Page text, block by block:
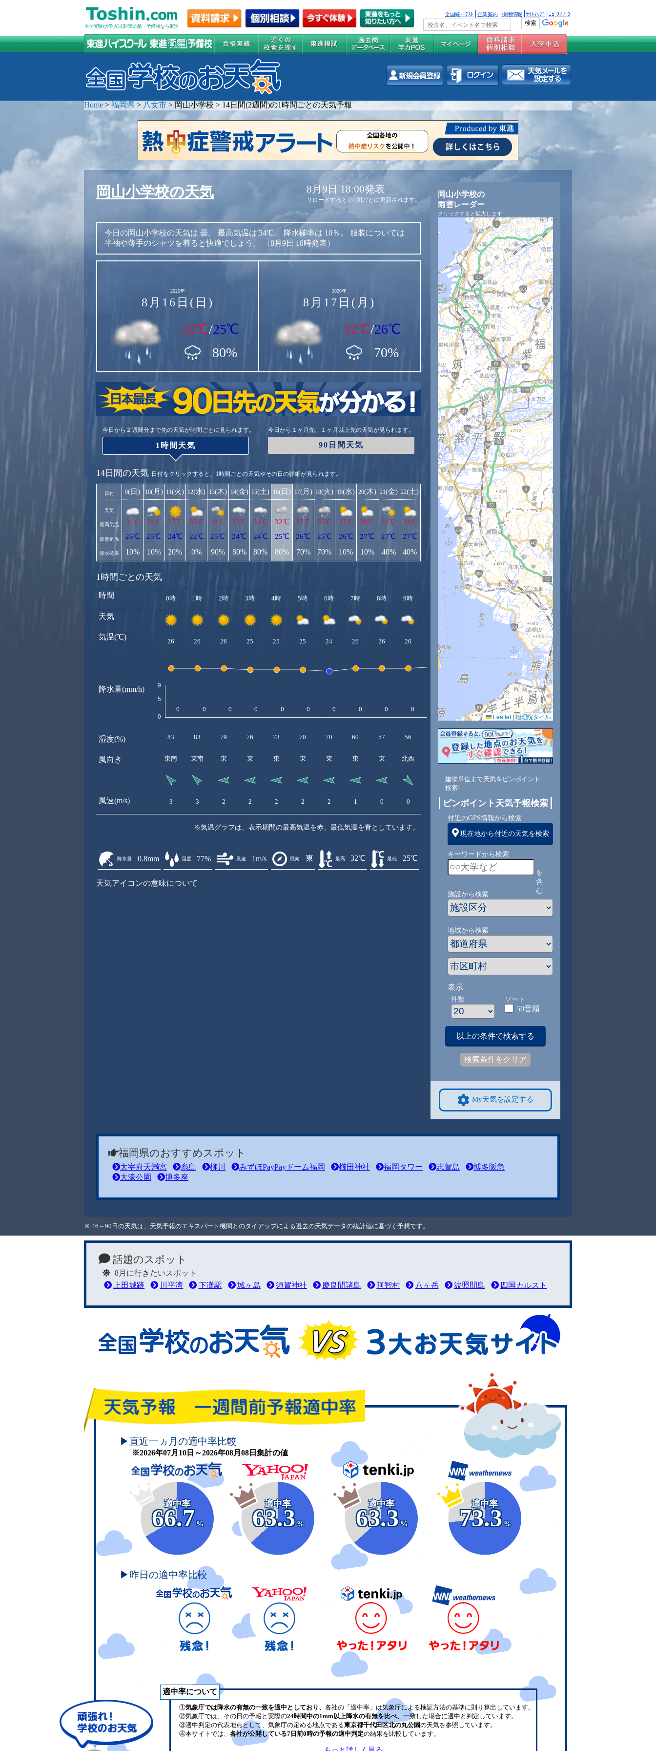
大学受験(大学入試)対策の塾・予備校なら東進
全国統一ﾃｽﾄ 企業案内 採用情報 ｻｲﾄﾏｯﾌﾟ ﾆｭｰｽﾘﾘｰｽ
Home > 福岡県 > 八女市 > 岡山小学校 > 14日間(2週間)の1時間ごとの天気予報
岡山小学校の天気 8月9日 18:00発表
リロードすると1時間ごとに更新されます。
今日の岡山小学校の天気は 曇。 最高気温は 34℃。 降水確率は 10％。
服装については
半袖や薄手のシャツを着ると快適でしょう。
（8月9日 18時発表）
2026年
8月16日(日)
32℃/25℃
80%
2026年
8月17日(月)
32℃/26℃
70%
今日から２週間分まで先の天気が時間ごとに見られます。
1時間天気
今日から１ヶ月先、１ヶ月以上先の天気が見られます。
90日間天気
14日間の天気 日付をクリックすると、1時間ごとの天気やその日の詳細が見られます。
日付
天気
最高気温
最低気温
降水確率
9(日)
34℃
26℃
10%
10(月)
34℃
25℃
10%
11(火)
37℃
24℃
20%
12(水)
35℃
22℃
0%
13(木)
34℃
25℃
90%
14(金)
33℃
24℃
80%
15(土)
34℃
24℃
80%
16(日)
32℃
25℃
80%
17(月)
32℃
26℃
70%
18(火)
35℃
25℃
70%
19(水)
37℃
26℃
10%
20(木)
30℃
27℃
10%
21(金)
31℃
27℃
40%
22(土)
34℃
27℃
40%
1時間ごとの天気
時間
天気
気温(℃)
降水量(mm/h)
湿度(%)
風向き
風速(m/s)
0時 1時 2時 3時 4時 5時 6時 7時 8時 9時 10時 11時 12時 13時 14時
26 26 26 25 25 25 24 26 26 26 31
83 83 79 76 73 70 70 60 57 56 72 77 83 88
東南 東南 東 東 東 東 東 東 東 北西 東 東 東
3 3 2 2 2 2 2 1 0 0 1 1 2 2
※気温グラフは、表示期間の最高気温を赤、最低気温を青としています。
降水量 0.8mm 湿度 77% 風速 1m/s 風向 東 最高 32℃ 最低 25℃
天気アイコンの意味について
岡山小学校の
雨雲レーダー
クリックすると拡大します
Leaflet |地理院タイル
建物単位まで天気をピンポイント
検索!
ピンポイント天気予報検索
付近のGPS情報から検索
現在地から付近の天気を検索
キーワードから検索
を
含
む
施設から検索
地域から検索
表示
件数 ソート
50音順
以上の条件で検索する
検索条件をクリア
My天気を設定する
福岡県のおすすめスポット
太宰府天満宮 糸島 柳川 みずほPayPayドーム福岡 櫛田神社 福岡タワー 志賀島
博多阪急
大濠公園
博多座
※ 46～90日の天気は、天気予報のエキスパート機関とのタイアップによる過去の天気データの統計値に基づく予想です。
話題のスポット
8月に行きたいスポット
上田城跡
川平湾 下灘駅 城ヶ島 須賀神社 慶良間諸島 阿智村 八ヶ岳 波照間島 四国カルスト
頑張れ！学校のお天気
▶直近一ヵ月の適中率比較
※2026年07月10日～2026年08月08日集計の値
適中率
66.7
%
適中率
63.3
%
適中率
63.3
%
適中率
73.3
%
▶昨日の適中率比較
適中率について
①気象庁では降水の有無の一致を適中としており、 各社の「適中率」は気象庁による検証方法の基準に則り算出しています。
②気象庁では、その日の予報と実際の24時間中の1mm以上降水の有無を比べ、 一致した場合に適中と判定しています。
③適中判定の代表地点として、気象庁の定める地点である東京都千代田区北の丸公園の天気を参照しています。
④本サイトでは、 各社が公開している7日前0時の予報の適中判定の結果を比較しています。